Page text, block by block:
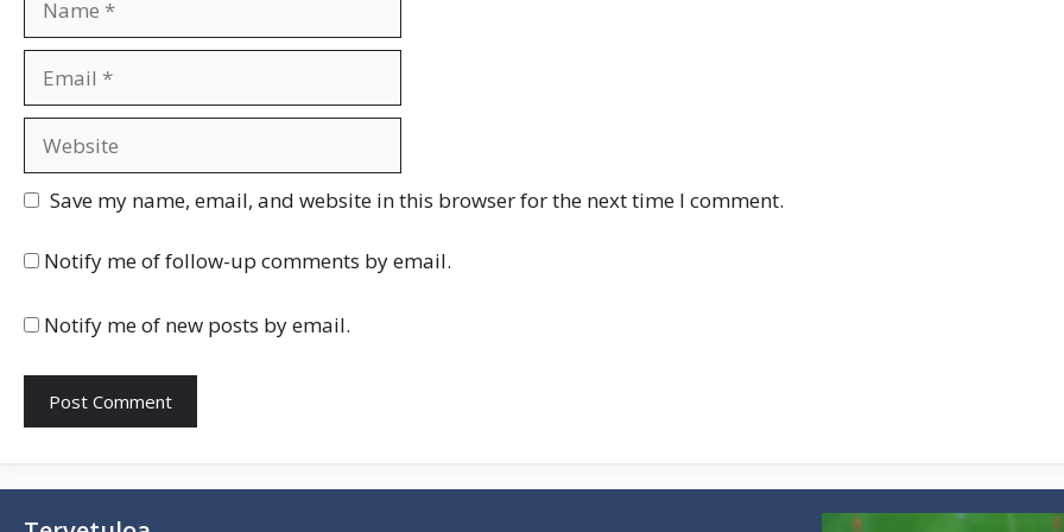
Save my name, email, and website in this browser for the next time I comment.
Notify me of follow-up comments by email.
Notify me of new posts by email.